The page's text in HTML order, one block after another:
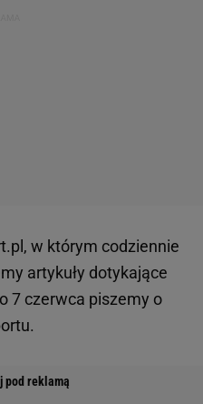
w którym codziennie
artykuły dotykające
7 czerwca piszemy o